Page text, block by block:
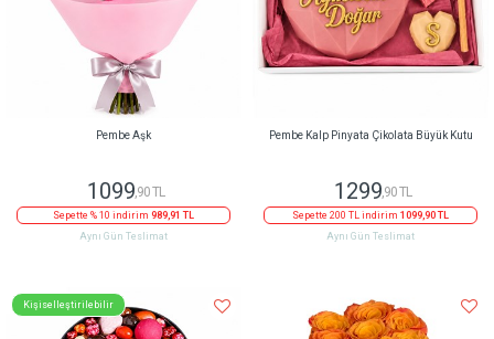
Pembe Aşk
1099,90 TL
Sepette % 10 indirim 989,91 TL
Aynı Gün Teslimat
Pembe Kalp Pinyata Çikolata Büyük Kutu
1299,90 TL
Sepette 200 TL indirim 1099,90 TL
Aynı Gün Teslimat
Kişiselleştirilebilir